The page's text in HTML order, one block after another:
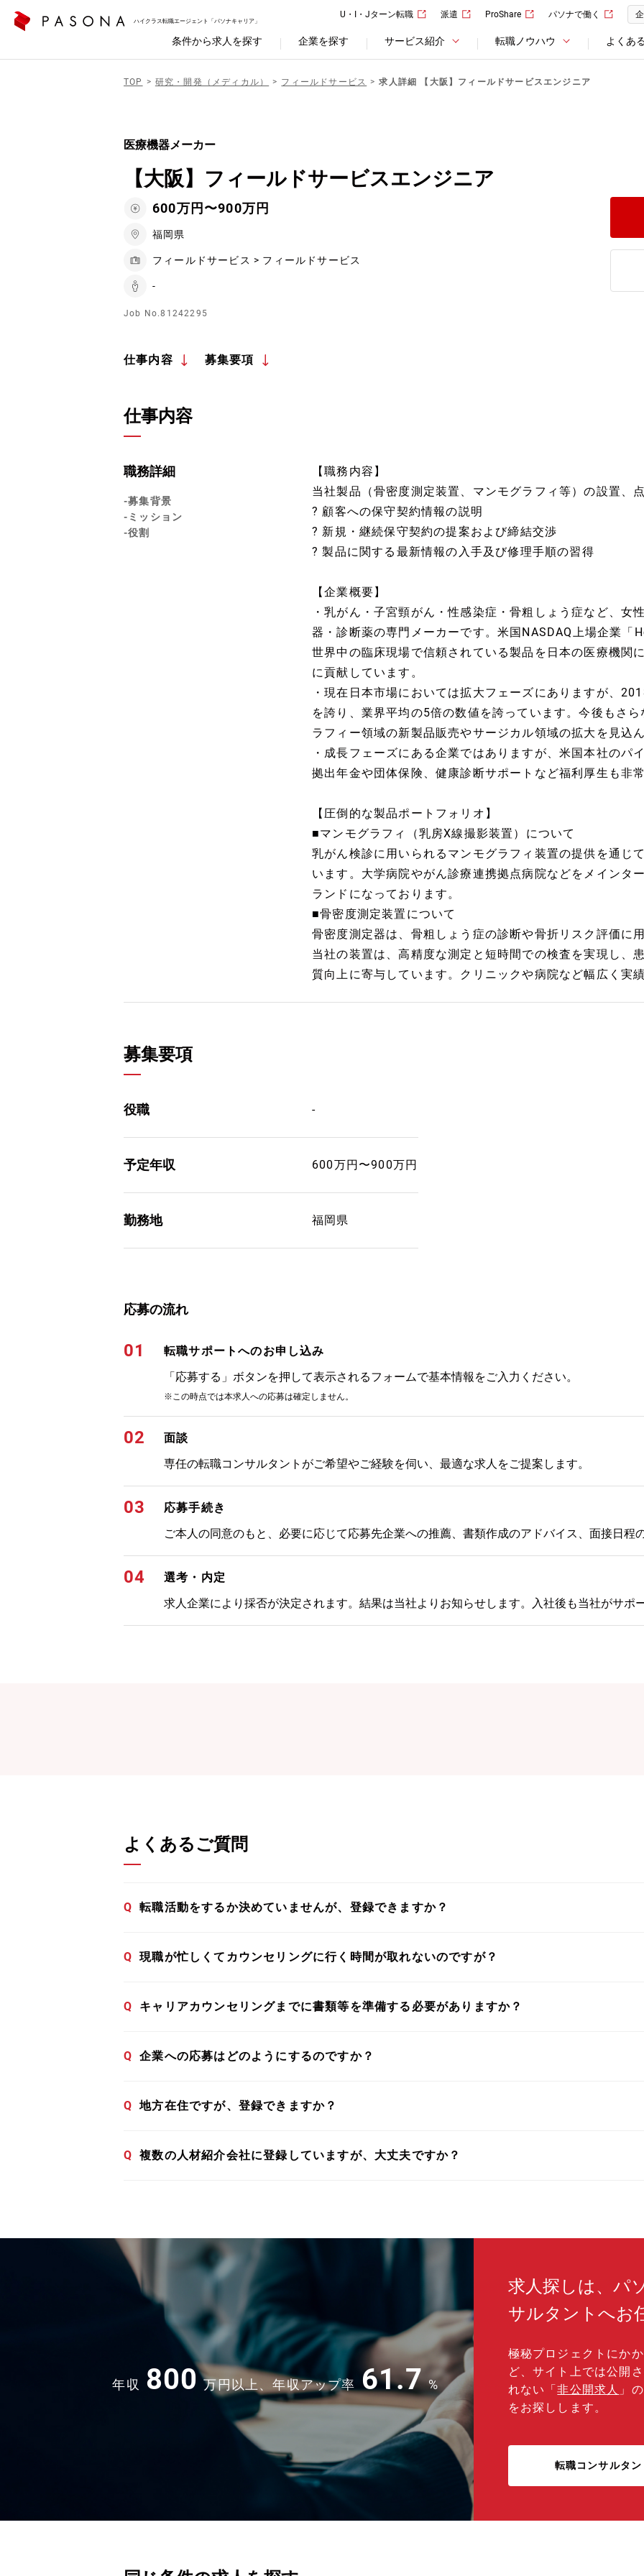
ハイクラス転職エージェント「パソナキャリア」
U・I・Jターン転職 派遣 ProShare パソナで働く
条件から求人を探す 企業を探す サービス紹介 転職ノウハウ よくあ
TOP 研究・開発（メディカル） フィールドサービス 求人詳細 【大阪】フィールドサービスエンジニア
医療機器メーカー
【大阪】フィールドサービスエンジニア
600万円〜900万円
福岡県
フィールドサービス > フィールドサービス
-
Job No.81242295
仕事内容 募集要項
仕事内容
職務詳細
-募集背景
-ミッション
-役割
【職務内容】
当社製品（骨密度測定装置、マンモグラフィ等）の設置、
? 顧客への保守契約情報の説明
? 新規・継続保守契約の提案および締結交渉
? 製品に関する最新情報の入手及び修理手順の習得
【企業概要】
・乳がん・子宮頸がん・性感染症・骨粗しょう症など、女
器・診断薬の専門メーカーです。米国NASDAQ上場企業「
世界中の臨床現場で信頼されている製品を日本の医療機関
に貢献しています。
・現在日本市場においては拡大フェーズにありますが、
を誇り、業界平均の5倍の数値を誇っています。今後もさ
ラフィー領域の新製品販売やサージカル領域の拡大を見込
・成長フェーズにある企業ではありますが、米国本社のパ
拠出年金や団体保険、健康診断サポートなど福利厚生も非
【圧倒的な製品ポートフォリオ】
■マンモグラフィ（乳房X線撮影装置）について
乳がん検診に用いられるマンモグラフィ装置の提供を通じ
います。大学病院やがん診療連携拠点病院などをメインタ
ランドになっております。
■骨密度測定装置について
骨密度測定器は、骨粗しょう症の診断や骨折リスク評価に
当社の装置は、高精度な測定と短時間での検査を実現し、
質向上に寄与しています。クリニックや病院など幅広く実
募集要項
役職 -
予定年収 600万円〜900万円
勤務地 福岡県
応募の流れ
01
転職サポートへのお申し込み
「応募する」ボタンを押して表示されるフォームで基本情報をご入力ください。
※この時点では本求人への応募は確定しません。
02
面談
専任の転職コンサルタントがご希望やご経験を伺い、最適な求人をご提案します。
03
応募手続き
ご本人の同意のもと、必要に応じて応募先企業への推薦、書類作成のアドバイス、面接日程
04
選考・内定
求人企業により採否が決定されます。結果は当社よりお知らせします。入社後も当社がサポ
よくあるご質問
Q 転職活動をするか決めていませんが、登録できますか？
Q 現職が忙しくてカウンセリングに行く時間が取れないのですが？
Q キャリアカウンセリングまでに書類等を準備する必要がありますか？
Q 企業への応募はどのようにするのですか？
Q 地方在住ですが、登録できますか？
Q 複数の人材紹介会社に登録していますが、大丈夫ですか？
年収 800 万円以上、年収アップ率 61.7 %
求人探しは、パ
サルタントへお
極秘プロジェクトにか
ど、サイト上では公開
れない「非公開求人 」
をお探しします。
転職コンサルタ